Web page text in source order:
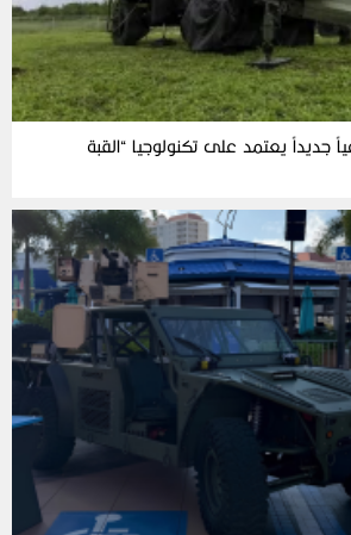
جديداً يعتمد على تكنولوجيا “القبة